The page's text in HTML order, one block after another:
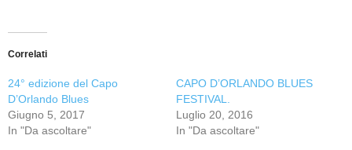
Correlati
24° edizione del Capo
D’Orlando Blues
Giugno 5, 2017
In "Da ascoltare"
CAPO D’ORLANDO BLUES
FESTIVAL.
Luglio 20, 2016
In "Da ascoltare"